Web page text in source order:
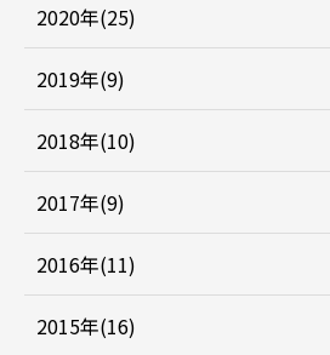
2020年(25)
2019年(9)
2018年(10)
2017年(9)
2016年(11)
2015年(16)